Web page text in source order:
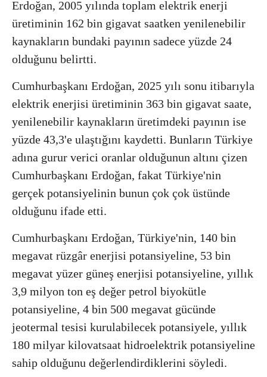
Erdoğan, 2005 yılında toplam elektrik enerji
üretiminin 162 bin gigavat saatken yenilenebilir
kaynakların bundaki payının sadece yüzde 24
olduğunu belirtti.
Cumhurbaşkanı Erdoğan, 2025 yılı sonu itibarıyla
elektrik enerjisi üretiminin 363 bin gigavat saate,
yenilenebilir kaynakların üretimdeki payının ise
yüzde 43,3'e ulaştığını kaydetti. Bunların Türkiye
adına gurur verici oranlar olduğunun altını çizen
Cumhurbaşkanı Erdoğan, fakat Türkiye'nin
gerçek potansiyelinin bunun çok çok üstünde
olduğunu ifade etti.
Cumhurbaşkanı Erdoğan, Türkiye'nin, 140 bin
megavat rüzgâr enerjisi potansiyeline, 53 bin
megavat yüzer güneş enerjisi potansiyeline, yıllık
3,9 milyon ton eş değer petrol biyokütle
potansiyeline, 4 bin 500 megavat gücünde
jeotermal tesisi kurulabilecek potansiyele, yıllık
180 milyar kilovatsaat hidroelektrik potansiyeline
sahip olduğunu değerlendirdiklerini söyledi.